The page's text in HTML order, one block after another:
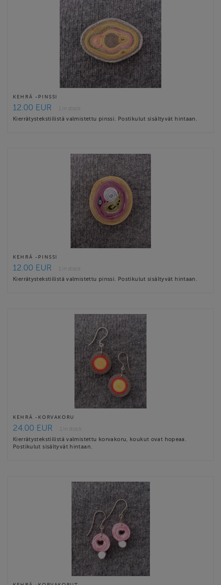
KEHRÄ -PINSSI
12.00 EUR
1 in stock
Kierrätystekstiilistä valmistettu pinssi. Postikulut sisältyvät hintaan.
KEHRÄ -PINSSI
12.00 EUR
1 in stock
Kierrätystekstiilistä valmistettu pinssi. Postikulut sisältyvät hintaan.
KEHRÄ -KORVAKORU
24.00 EUR
1 in stock
Kierrätystekstiilistä valmistettu korvakoru, koukut ovat hopeaa.
Postikulut sisältyvät hintaan.